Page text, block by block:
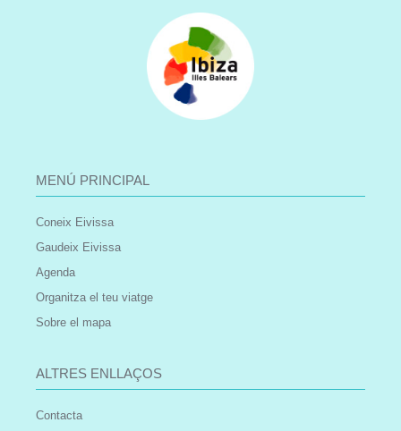
MENÚ PRINCIPAL
Coneix Eivissa
Gaudeix Eivissa
Agenda
Organitza el teu viatge
Sobre el mapa
ALTRES ENLLAÇOS
Contacta